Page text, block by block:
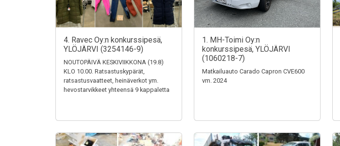
4. Ravec Oy:n konkurssipesä,
YLÖJÄRVI (3254146-9)
NOUTOPÄIVÄ KESKIVIIKKONA (19.8)
KLO 10.00. Ratsastuskypärät,
ratsastusvaatteet, heinäverkot ym.
hevostarvikkeet yhteensä 9 kappaletta
1. MH-Toimi Oy:n
konkurssipesä, YLÖJÄRVI
(1060218-7)
Matkailuauto Carado Capron CVE600
vm. 2024